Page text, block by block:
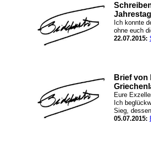
Ich konnte
ohne euch
22.07.2015:
Brief von
Eure
Ich
Sieg,
05.07.2015: